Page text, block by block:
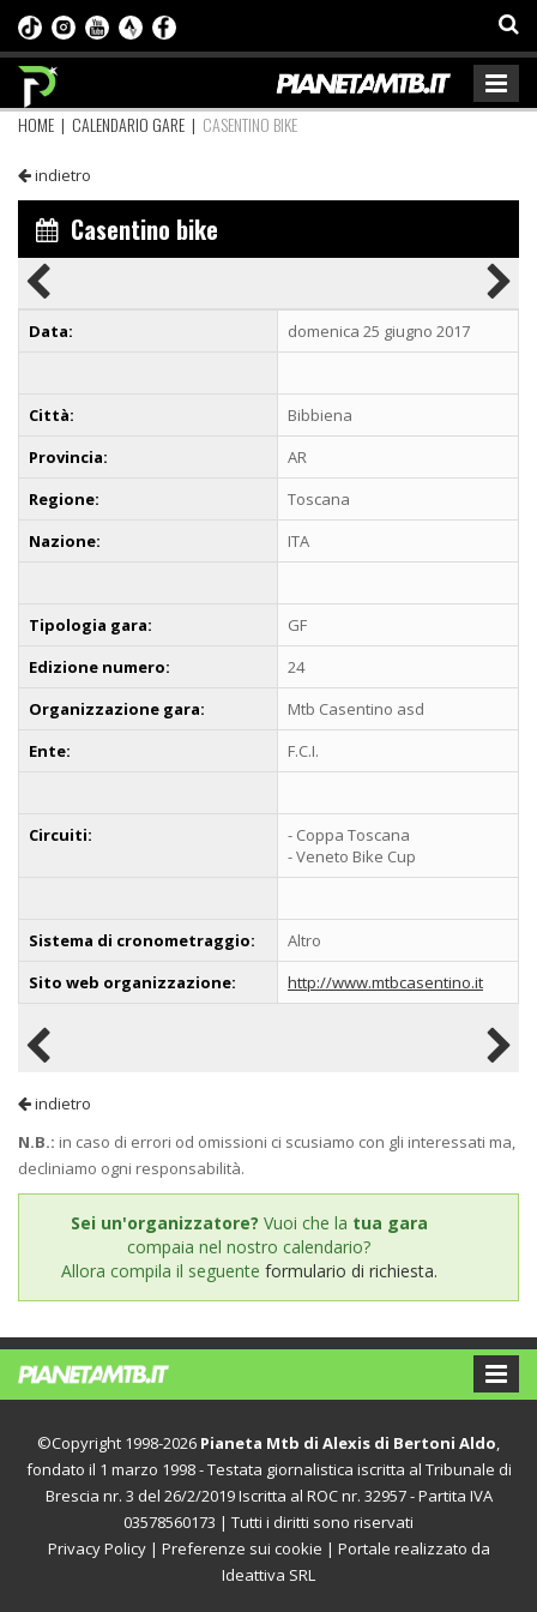
HOME | CALENDARIO GARE | CASENTINO BIKE
indietro
Casentino bike
Data: domenica 25 giugno 2017
Città:
Bibbiena
Provincia:
AR
Regione:
Toscana
Nazione:
ITA
Tipologia gara:
GF
Edizione numero:
24
Organizzazione gara:
Mtb Casentino asd
Ente:
F.C.I.
Circuiti:
- Coppa Toscana
- Veneto Bike Cup
Sistema di cronometraggio:
Altro
Sito web organizzazione:
http://www.mtbcasentino.it
indietro
N.B.: in caso di errori od omissioni ci scusiamo con gli interessati ma,
decliniamo ogni responsabilità.
Sei un'organizzatore? Vuoi che la tua gara
compaia nel nostro calendario?
Allora compila il seguente formulario di richiesta.
©Copyright 1998-2026 Pianeta Mtb di Alexis di Bertoni Aldo
fondato il 1 marzo 1998 - Testata giornalistica iscritta al Tribunale di
Brescia nr. 3 del 26/2/2019 Iscritta al ROC nr. 32957 - Partita IVA
03578560173 | Tutti i diritti sono riservati
Privacy Policy| Preferenze sui cookie | Portale realizzato da
Ideattiva SRL